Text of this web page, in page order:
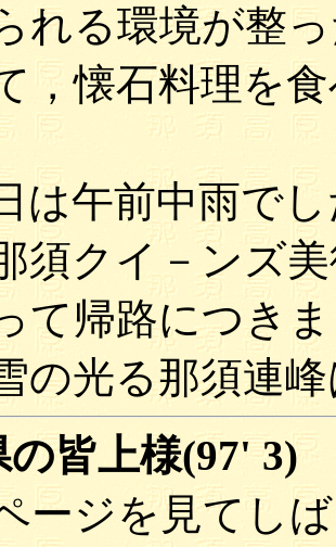
れる環境が整
，懐石料理を
は午前中雨で
須クイ－ンズ
て帰路につき
の光る那須連
皆上様(97' 3)
ージを見てし